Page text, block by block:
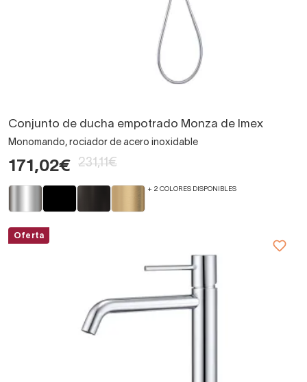
Conjunto de ducha empotrado Monza de Imex
Monomando, rociador de acero inoxidable
171,02€ 231,11€
+ 2 COLORES DISPONIBLES
Oferta